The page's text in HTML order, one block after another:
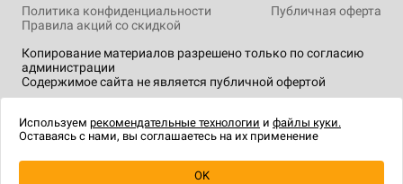
Копирование материалов разрешено только по согласию
администрации
Содержимое сайта не является публичной офертой
Политика конфиденциальности
Публичная оферта
Правила акций со скидкой
технологии.
Используем рекомендательные технологии и файлы куки.
Оставаясь с нами, вы соглашаетесь на их применение
OK